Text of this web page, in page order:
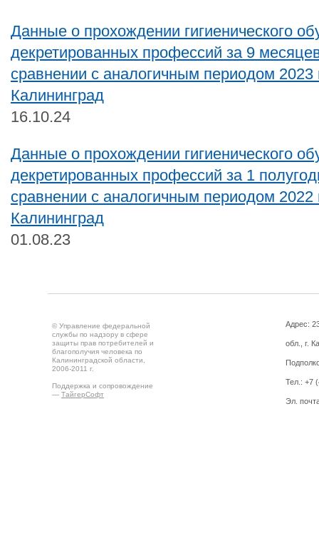
Данные о прохождении гигиенического
декретированных профессий за 9
сравнении с аналогичным периодом 2023
Калининград
16.10.24
Данные о прохождении гигиенического
декретированных профессий за 1
сравнении с аналогичным периодом 2022
Калининград
01.08.23
© Управление федеральной
службы по надзору в сфере
защиты прав потребителей и
благополучия человека по
Калининградской области,
2006-2011 г.
Поддержка и сопровождение
— ТайгерСофт
Адрес:
обл., г.
Тел.: +7
Эл.